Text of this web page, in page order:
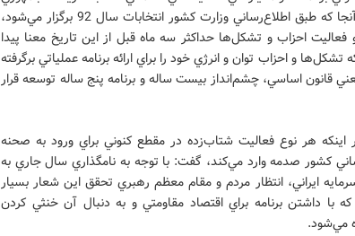
بسيار مهم است، گفت: از آنجا كه طبق اطلاع‌رساني وزارت كشور انتخابات سال 92 برگزار مي‌شود،
فعاليت احزاب و تشكل‌ها حداكثر سه ماه قبل از اين تاريخ معنا پيدا
و احزاب توان و انرژي خود را براي ارائه برنامه عملياتي برگرفته
قانون اساسي، چشم‌انداز بيست ساله و برنامه پنج ساله توسعه قرار
اينكه هر نوع فعاليت شتاب‌زده در مقطع كنوني براي ورود به صحنه
كشور صدمه وارد مي‌كند، گفت: با توجه به نامگذاري سال جاري به
ايراني، انتظار مردم و مقام معظم رهبري تحقق اين شعار بسيار
با داشتن برنامه براي اقتصاد مقاومتي و به دنبال آن خنثي كردن
مي‌شود.